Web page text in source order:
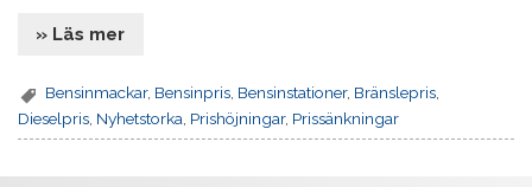
» Läs mer
Bensinmackar, Bensinpris Bensinstationer, Bränslepris
Dieselpris Nyhetstorka Prishöjningar, Prissänkningar